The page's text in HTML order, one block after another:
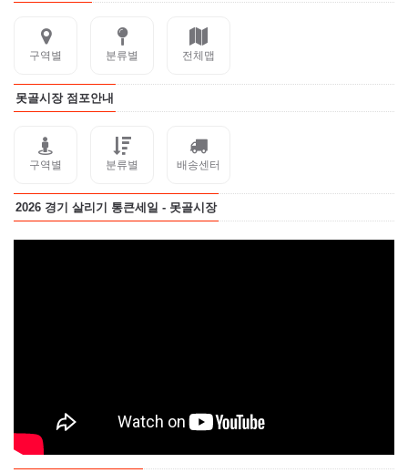
구역별 분류별 전체맵
못골시장 점포안내
구역별 분류별 배송센터
2026 경기 살리기 통큰세일 - 못골시장